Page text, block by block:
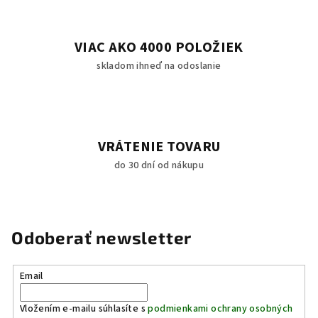
VIAC AKO 4000 POLOŽIEK
skladom ihneď na odoslanie
VRÁTENIE TOVARU
do 30 dní od nákupu
Odoberať newsletter
Email
Vložením e-mailu súhlasíte spodmienkami ochrany osobných